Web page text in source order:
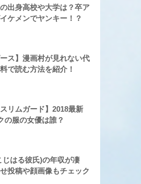
出身高校や大学は？卒ア
ケメンでヤンキー！？
ース】漫画村が見れない代
で読む方法を紹介！
スリムガード】2018最新
の服の女優は誰？
じはる彼氏)の年収が凄
投稿や顔画像もチェック